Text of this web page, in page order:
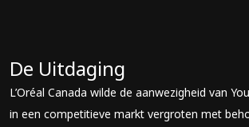
De Uitdaging
L’Oréal Canada wilde de aanwezigheid van
in een competitieve markt vergroten met